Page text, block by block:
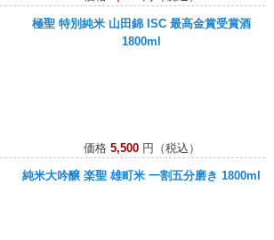
極聖 特別純米 山田錦 ISC 最高金賞受賞酒
1800ml
価格 5,500円（税込）
純米大吟醸 楽聖 雄町米 一割五分磨き 1800ml